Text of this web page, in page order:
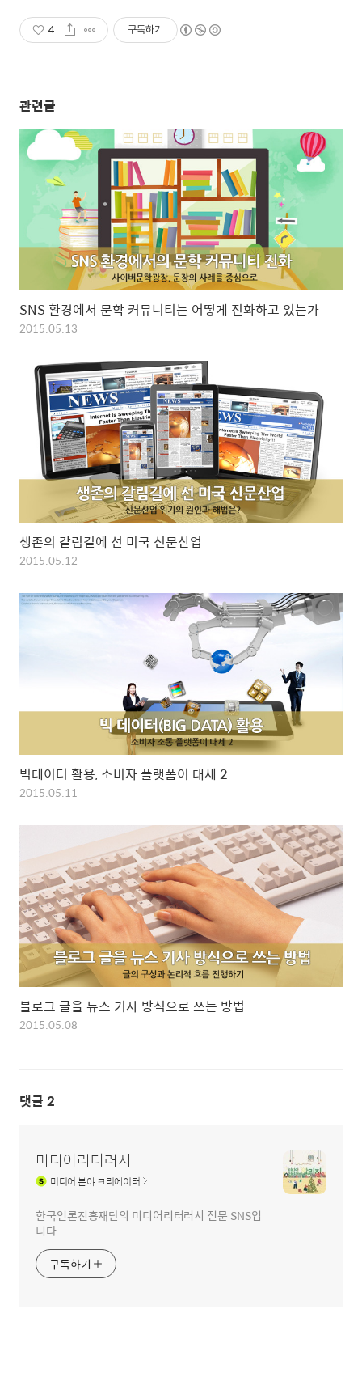
4 구독하기
관련글
SNS 환경에서 문학 커뮤니티는 어떻게 진화하고 있는가
2015.05.13
생존의 갈림길에 선 미국 신문산업
2015.05.12
빅데이터 활용, 소비자 플랫폼이 대세 2
2015.05.11
블로그 글을 뉴스 기사 방식으로 쓰는 방법
2015.05.08
댓글 2
미디어리터러시
미디어분야 크리에이터
한국언론진흥재단의 미디어리터러시 전문 SNS입
니다.
구독하기